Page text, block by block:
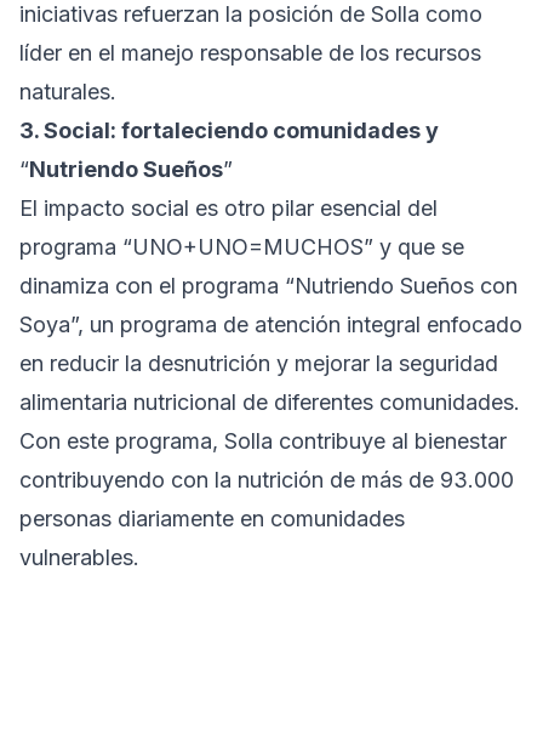
iniciativas refuerzan la posición de Solla como
líder en el manejo responsable de los recursos
naturales.
3. Social: fortaleciendo comunidades y
“Nutriendo Sueños”
El impacto social es otro pilar esencial del
programa “UNO+UNO=MUCHOS” y que se
dinamiza con el programa “Nutriendo Sueños con
Soya”, un programa de atención integral enfocado
en reducir la desnutrición y mejorar la seguridad
alimentaria nutricional de diferentes comunidades.
Con este programa, Solla contribuye al bienestar
contribuyendo con la nutrición de más de 93.000
personas diariamente en comunidades
vulnerables.